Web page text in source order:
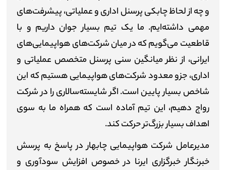
و چه از لحاظ چابکی پرسنل اداری و عملیاتی، پیشرفت‌های
مهمی داشته‌ایم. ما یک تیم بسیار جوان داریم و با
قاطعیت می‌گویم که در میان شرکت‌های هواپیمایی‌های
ایرانی، از نظر میانگین سنی پرسنل متخصص عملیاتی و
اداری، جزو معدود شرکت‌های هواپیمایی‌ هستیم که این
شاخص بسیار پایین است. اگر شایسته‌سالاری را در شرکت
رواج دهیم، این تیم آماده است که همراه ما به سوی
اهداف بسیار بزرگ‌تر حرکت کند.
مدیرعامل شرکت‌ هواپیمایی چابهار در پاسخ به پرسش
خبرنگار خبرگزاری ایرنا در خصوص افزایش سودآوری و